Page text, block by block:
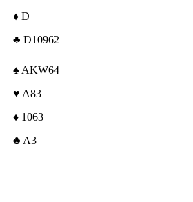
♦ D
♣ D10962
♠ AKW64
♥ A83
♦ 1063
♣ A3